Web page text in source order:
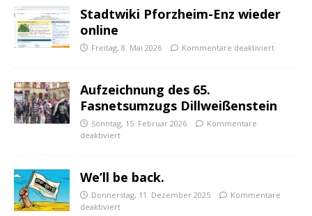
Stadtwiki Pforzheim-Enz wieder
online
Freitag, 8. Mai 2026 Kommentare deaktiviert
Aufzeichnung des 65.
Fasnetsumzugs Dillweißenstein
Sonntag, 15. Februar 2026
Kommentare
deaktiviert
We’ll be back.
Donnerstag, 11. Dezember 2025
Kommentare
deaktiviert